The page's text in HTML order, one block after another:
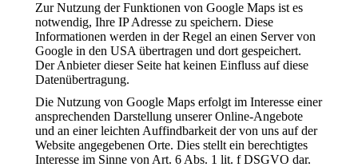
Zur Nutzung der Funktionen von Google Maps ist es
notwendig, Ihre IP Adresse zu speichern. Diese
Informationen werden in der Regel an einen Server von
Google in den USA übertragen und dort gespeichert.
Der Anbieter dieser Seite hat keinen Einfluss auf diese
Datenübertragung.
Die Nutzung von Google Maps erfolgt im Interesse einer
ansprechenden Darstellung unserer Online-Angebote
und an einer leichten Auffindbarkeit der von uns auf der
Website angegebenen Orte. Dies stellt ein berechtigtes
Interesse im Sinne von Art. 6 Abs. 1 lit. f DSGVO dar.